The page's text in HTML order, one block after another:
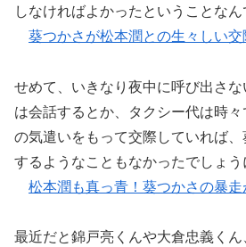
しなければよかったということなん
葵つかさが松本潤との生々しい
せめて、いきなり夜中に呼び出さ
は会話するとか、タクシー代は時
の気遣いをもって交際していれば
するようなこともなかったでしょう
松本潤も真っ青！葵つかさの暴走
最近だと錦戸亮くんや大倉忠義く